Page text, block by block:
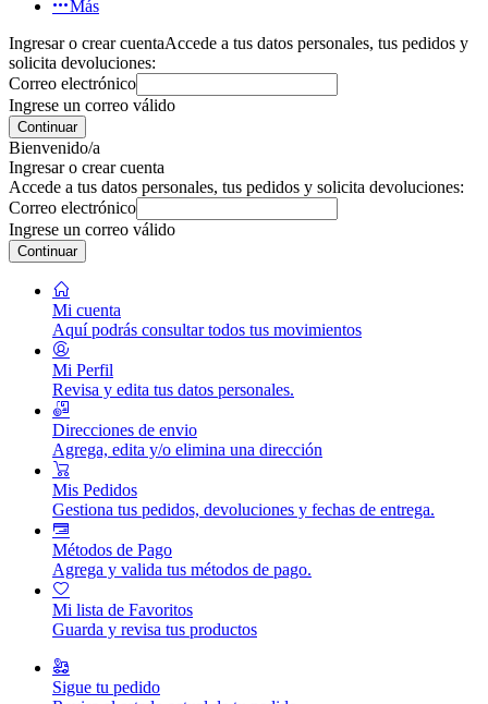
Más
Ingresar o crear cuentaAccede a tus datos personales, tus pedidos y
solicita devoluciones:
Correo electrónico
Ingrese un correo válido
Continuar
Bienvenido/a
Ingresar o crear cuenta
Accede a tus datos personales, tus pedidos y solicita devoluciones:
Correo electrónico
Ingrese un correo válido
Continuar
Mi cuenta
Aquí podrás consultar todos tus movimientos
Mi Perfil
Revisa y edita tus datos personales.
Direcciones de envio
Agrega, edita y/o elimina una dirección
Mis Pedidos
Gestiona tus pedidos, devoluciones y fechas de entrega.
Métodos de Pago
Agrega y valida tus métodos de pago.
Mi lista de Favoritos
Guarda y revisa tus productos
Sigue tu pedido